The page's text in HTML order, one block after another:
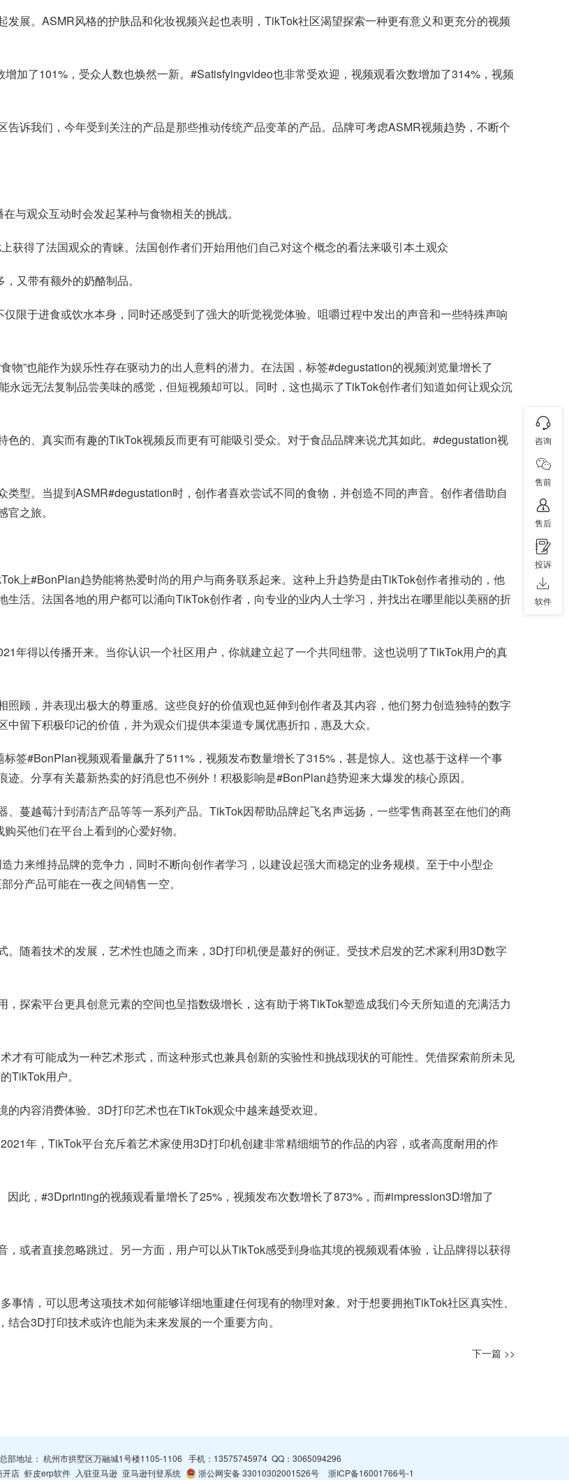
展。ASMR风格的护肤品和化妆视频兴起也表明，TikTok社区渴望探索一种更有意义和更充分的视频
加了101%，受众人数也焕然一新。#Satisfyingvideo也非常受欢迎，视频观看次数增加了314%，视频
诉我们，今年受到关注的产品是那些推动传统产品变革的产品。品牌可考虑ASMR视频趋势，不断个
与观众互动时会发起某种与食物相关的挑战。
获得了法国观众的青睐。法国创作者们开始用他们自己对这个概念的看法来吸引本土观众
又带有额外的奶酪制品。
限于进食或饮水本身，同时还感受到了强大的听觉视觉体验。咀嚼过程中发出的声音和一些特殊声响
物”也能作为娱乐性存在驱动力的出人意料的潜力。在法国，标签#degustation的视频浏览量增长了
远无法复制品尝美味的感觉，但短视频却可以。同时，这也揭示了TikTok创作者们知道如何让观众沉
的、真实而有趣的TikTok视频反而更有可能吸引受众。对于食品品牌来说尤其如此。#degustation视
型。当提到ASMR#degustation时，创作者喜欢尝试不同的食物，并创造不同的声音。创作者借助自
之旅。
上#BonPlan趋势能将热爱时尚的用户与商务联系起来。这种上升趋势是由TikTok创作者推动的，他
活。法国各地的用户都可以涌向TikTok创作者，向专业的业内人士学习，并找出在哪里能以美丽的折
年得以传播开来。当你认识一个社区用户，你就建立起了一个共同纽带。这也说明了TikTok用户的真
顾，并表现出极大的尊重感。这些良好的价值观也延伸到创作者及其内容，他们努力创造独特的数字
留下积极印记的价值，并为观众们提供本渠道专属优惠折扣，惠及大众。
签#BonPlan视频观看量飙升了511%，视频发布数量增长了315%，甚是惊人。这也基于这样一个事
。分享有关蕞新热卖的好消息也不例外！积极影响是#BonPlan趋势迎来大爆发的核心原因。
蔓越莓汁到清洁产品等等一系列产品。TikTok因帮助品牌起飞名声远扬，一些零售商甚至在他们的商
买他们在平台上看到的心爱好物。
力来维持品牌的竞争力，同时不断向创作者学习，以建设起强大而稳定的业务规模。至于中小型企
分产品可能在一夜之间销售一空。
随着技术的发展，艺术性也随之而来，3D打印机便是蕞好的例证。受技术启发的艺术家利用3D数字
探索平台更具创意元素的空间也呈指数级增长，这有助于将TikTok塑造成我们今天所知道的充满活力
才有可能成为一种艺术形式，而这种形式也兼具创新的实验性和挑战现状的可能性。凭借探索前所未见
TikTok用户。
内容消费体验。3D打印艺术也在TikTok观众中越来越受欢迎。
年，TikTok平台充斥着艺术家使用3D打印机创建非常精细细节的作品的内容，或者高度耐用的作
此，#3Dprinting的视频观看量增长了25%，视频发布次数增长了873%，而#impression3D增加了
或者直接忽略跳过。另一方面，用户可以从TikTok感受到身临其境的视频观看体验，让品牌得以获得
情，可以思考这项技术如何能够详细地重建任何现有的物理对象。对于想要拥抱TikTok社区真实性、
合3D打印技术或许也能为未来发展的一个重要方向。
下一篇 >>
部地址： 杭州市拱墅区万融城1号楼1105-1106 手机： 13575745974QQ： 3065094296
开店 虾皮erp软件 入驻亚马逊 亚马逊刊登系统 浙公网安备 33010302001526号 浙ICP备16001766号-1
咨询
售前
售后
投诉
软件